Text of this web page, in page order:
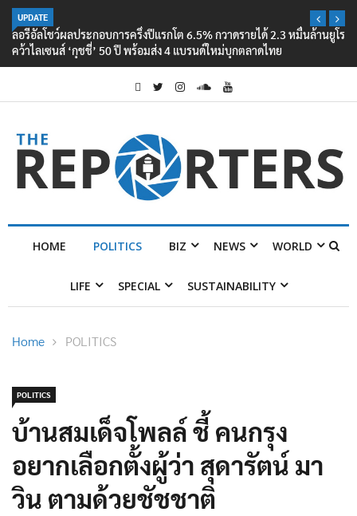
UPDATE
ลอรีอัลโชว์ผลประกอบการครึ่งปีแรกโต 6.5% กวาดรายได้ 2.3 หมื่นล้านยูโร
คว้าไลเซนส์ ‘กุชชี่’ 50 ปี พร้อมส่ง 4 แบรนด์ใหม่บุกตลาดไทย
HOME POLITICS BIZ NEWS WORLD
LIFE SPECIAL SUSTAINABILITY
Home POLITICS
POLITICS
บ้านสมเด็จโพลล์ ชี้ คนกรุง
อยากเลือกตั้งผู้ว่า สุดารัตน์ มา
วิน ตามด้วยชัชชาติ